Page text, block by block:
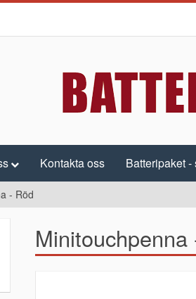
Kontakta oss Batteripaket -
- Röd
Minitouchpenna